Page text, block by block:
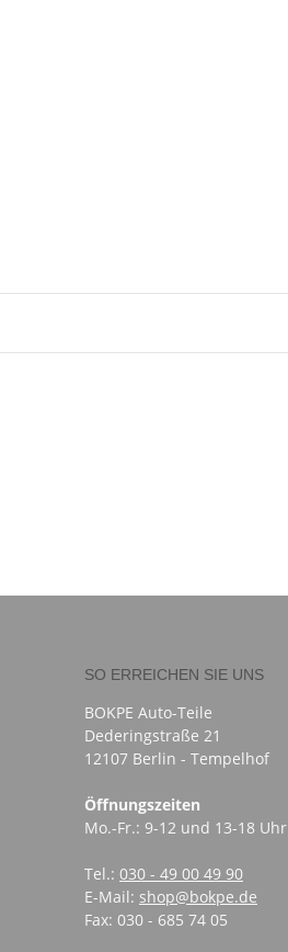
SO ERREICHEN SIE UNS
BOKPE Auto-Teile
Dederingstraße 21
12107 Berlin - Tempelhof
Öffnungszeiten
Mo.-Fr.: 9-12 und 13-18 Uhr
Tel.: 030 - 49 00 49 90
E-Mail: shop@bokpe.de
Fax: 030 - 685 74 05